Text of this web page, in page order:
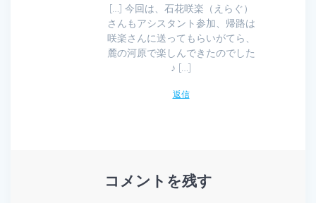
[…] 今回は、石花咲楽（えらぐ）
さんもアシスタント参加、帰路は
咲楽さんに送ってもらいがてら、
麓の河原で楽しんできたのでした
♪ […]
返信
コメントを残す